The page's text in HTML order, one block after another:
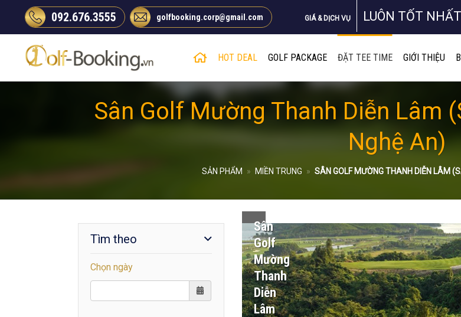
Chuyển
nội
092.676.3555 golfbooking.corp@gmail.com GIÁ & DỊCH VỤ LUÔN TỐT NHẤT
HOT DEAL GOLF PACKAGE ĐẶT TEE TIME GIỚI THIỆU
Sân Golf Mường Thanh Diễn Lâm
Nghệ An)
SẢN PHẨM » MIỀN TRUNG » SÂN GOLF MƯỜNG THANH DIỄN LÂM
Tìm theo
Chọn ngày
Sân
Golf
Mường
Thanh
Diễn
Lâm